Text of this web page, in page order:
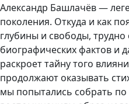
Александр Башлачёв —
поколения. Откуда и как
глубины и свободы,
биографических фактов и
раскроет тайну того
продолжают оказывать
мы попытались собрать